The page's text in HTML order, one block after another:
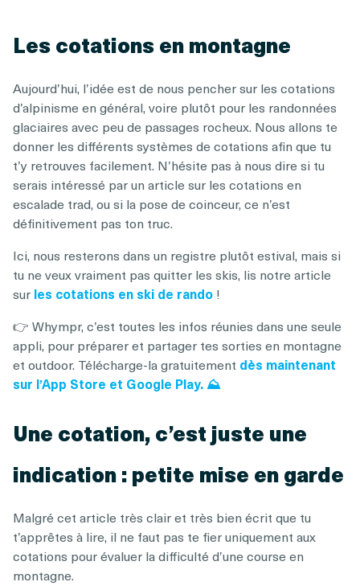
Les cotations en montagne
Aujourd’hui, l’idée est de nous pencher sur les cotations
d’alpinisme en général, voire plutôt pour les randonnées
glaciaires avec peu de passages rocheux. Nous allons te
donner les différents systèmes de cotations afin que tu
t’y retrouves facilement. N’hésite pas à nous dire si tu
serais intéressé par un article sur les cotations en
escalade trad, ou si la pose de coinceur, ce n’est
définitivement pas ton truc.
Ici, nous resterons dans un registre plutôt estival, mais si
tu ne veux vraiment pas quitter les skis, lis notre article
sur les cotations en ski de rando !
👉 Whympr, c’est toutes les infos réunies dans une seule
appli, pour préparer et partager tes sorties en montagne
et outdoor. Télécharge-la gratuitement dès maintenant
sur l’App Store et Google Play. ⛰️
Une cotation, c’est juste une
indication : petite mise en garde
Malgré cet article très clair et très bien écrit que tu
t’apprêtes à lire, il ne faut pas te fier uniquement aux
cotations pour évaluer la difficulté d’une course en
montagne.